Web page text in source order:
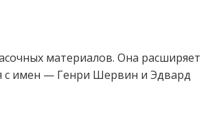
материалов. Она расширяет
с имен — Генри Шервин и Эдвард